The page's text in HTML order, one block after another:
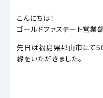
こんにちは！
ゴールドファステート営業
先日は福島県郡山市にて
縁をいただきました。